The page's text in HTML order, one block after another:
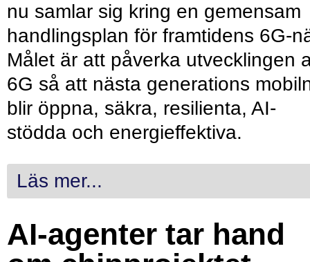
nu samlar sig kring en gemensam
handlingsplan för framtidens 6G-
Målet är att påverka utvecklingen
6G så att nästa generations
blir öppna, säkra, resilienta, AI-
stödda och energieffektiva.
Läs mer...
AI-agenter tar hand